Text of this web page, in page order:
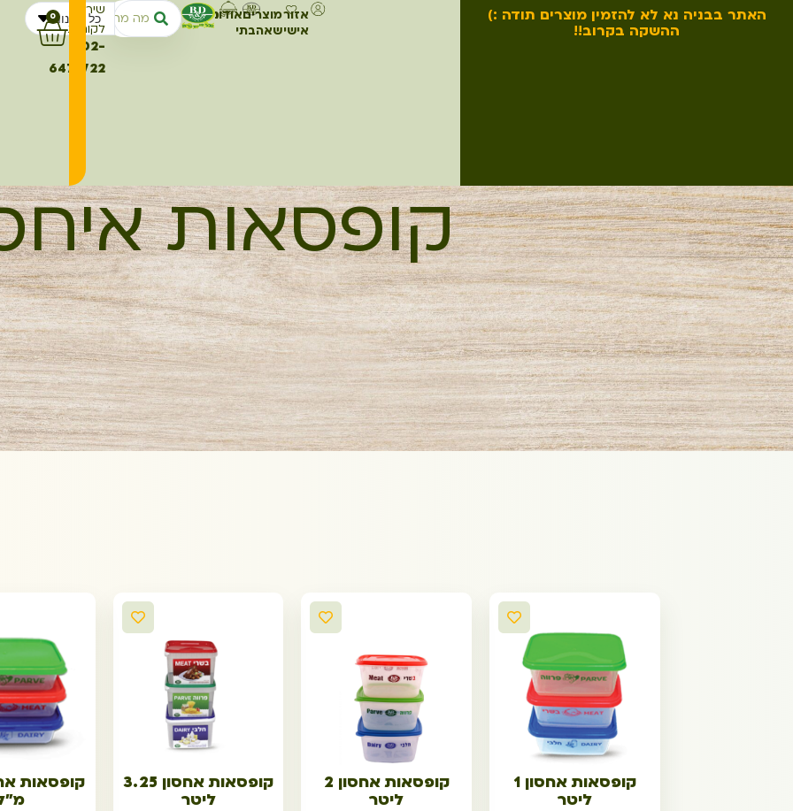
האתר בבניה נא לא להזמין מוצרים תודה :)
ההשקה בקרוב!!
אזור
אישי
מוצרים
שאהבתי
אודותינומתכונים כל החנות
שירות
לקוחות
02-
6473722
0
קופסאות
קופסאות אחסון 1
ליטר
קופסאות אחסון 2
ליטר
קופסאות אחסון 3.25
ליטר